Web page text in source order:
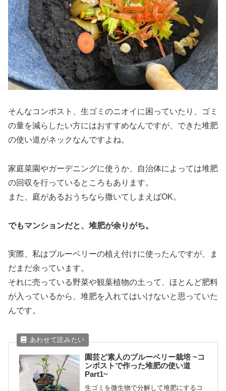
そんなコンポスト、生ゴミのニオイに困っていたり、ゴミ
の量を減らしたい方にはおすすめなんですが、できた堆肥
の使い道がネックなんですよね。
家庭菜園やガーデニングに使うか、自治体によっては堆肥
の回収を行っているところもあります。
また、庭があるおうちなら撒いてしまえばOK。
でもマンションだと、堆肥が余りがち。
実際、私はブルーベリーの植え付けに使ったんですが、ま
だまだ余っています。
それに売っている野菜や観葉植物の土って、ほとんど肥料
が入っているから、堆肥を入れてはいけないと思っていた
んです。
園芸ど素人のブルーベリー栽培 ~コ
ンポストで作った堆肥の使い道
Part1~
生ゴミを微生物で分解して堆肥にするコ